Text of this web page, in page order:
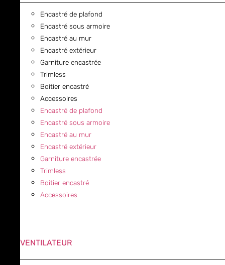
Encastré de plafond
Encastré sous armoire
Encastré au mur
Encastré extérieur
Garniture encastrée
Trimless
Boitier encastré
Accessoires
Encastré de plafond
Encastré sous armoire
Encastré au mur
Encastré extérieur
Garniture encastrée
Trimless
Boitier encastré
Accessoires
VENTILATEUR